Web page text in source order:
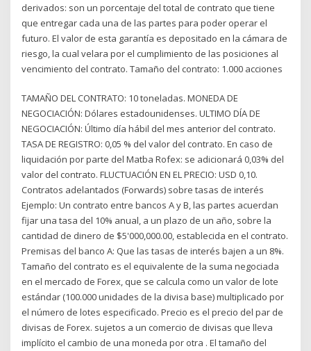
derivados: son un porcentaje del total de contrato que tiene
que entregar cada una de las partes para poder operar el
futuro. El valor de esta garantía es depositado en la cámara de
riesgo, la cual velara por el cumplimiento de las posiciones al
vencimiento del contrato. Tamaño del contrato: 1.000 acciones
TAMAÑO DEL CONTRATO: 10 toneladas. MONEDA DE
NEGOCIACIÓN: Dólares estadounidenses. ULTIMO DÍA DE
NEGOCIACIÓN: Último día hábil del mes anterior del contrato.
TASA DE REGISTRO: 0,05 % del valor del contrato. En caso de
liquidación por parte del Matba Rofex: se adicionará 0,03% del
valor del contrato. FLUCTUACIÓN EN EL PRECIO: USD 0,10.
Contratos adelantados (Forwards) sobre tasas de interés
Ejemplo: Un contrato entre bancos A y B, las partes acuerdan
fijar una tasa del 10% anual, a un plazo de un año, sobre la
cantidad de dinero de $5'000,000.00, establecida en el contrato.
Premisas del banco A: Que las tasas de interés bajen a un 8%.
Tamaño del contrato es el equivalente de la suma negociada
en el mercado de Forex, que se calcula como un valor de lote
estándar (100.000 unidades de la divisa base) multiplicado por
el número de lotes especificado. Precio es el precio del par de
divisas de Forex. sujetos a un comercio de divisas que lleva
implícito el cambio de una moneda por otra . El tamaño del